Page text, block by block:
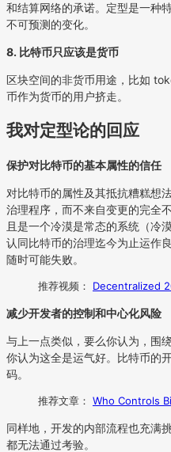
和结算网络的承诺。定型是一种
不可预测的变化。
8. 比特币只应该是货币
区块空间的非货币用途，比如
币作为货币的用户挤走。
我对定型论的回应
保护对比特币的基本属性的信任
对比特币的属性及其抵抗糟糕想
治理程序，而不来自变更的完全
且是一个冷漠是常态的系统（冷
认同比特币的治理迄今为止运作
随时可能失败。
推荐视频： Decentralized
减少开发者的控制和中心化风险
与上一点类似，要么你认为，围
你认为这全是运气好。比特币的
码。
推荐文章： Who Controls
同样地，开发的内部流程也充满
都无法通过考验。